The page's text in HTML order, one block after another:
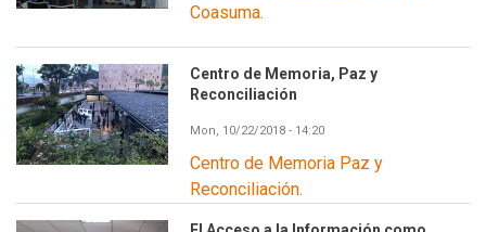
Coasuma.
Centro de Memoria, Paz y
Reconciliación
Mon, 10/22/2018 - 14:20
Centro de Memoria Paz y
Reconciliación.